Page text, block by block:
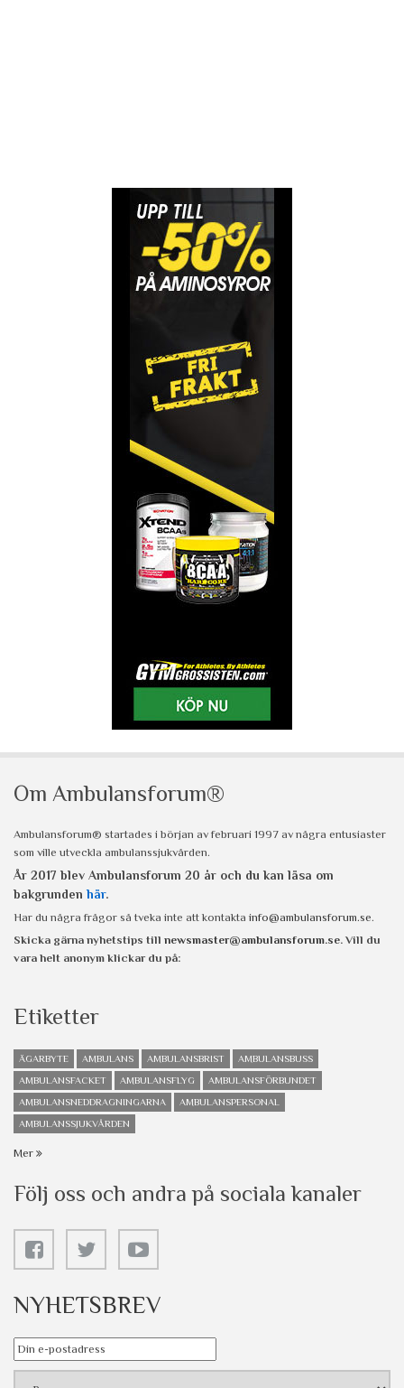
Om Ambulansforum®
Ambulansforum® startades i början av februari 1997 av några entusiaster
som ville utveckla ambulanssjukvården.
År 2017 blev Ambulansforum 20 år och du kan läsa om
bakgrunden här.
Har du några frågor så tveka inte att kontakta info@ambulansforum.se.
Skicka gärna nyhetstips till newsmaster@ambulansforum.se. Vill du
vara helt anonym klickar du på:
Etiketter
ÄGARBYTE AMBULANS AMBULANSBRIST
AMBULANSBUSS
AMBULANSFACKET
AMBULANSFLYG
AMBULANSFÖRBUNDET
AMBULANSNEDDRAGNINGARNA
AMBULANSPERSONAL
AMBULANSSJUKVÅRDEN
Mer
Följ oss och andra på sociala kanaler
NYHETSBREV